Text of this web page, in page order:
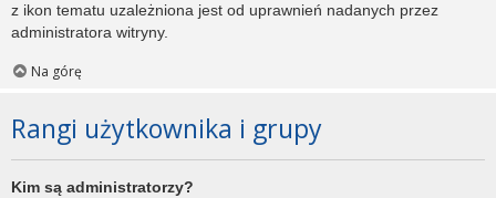
z ikon tematu uzależniona jest od uprawnień nadanych przez
administratora witryny.
Na górę
Rangi użytkownika i grupy
Kim są administratorzy?